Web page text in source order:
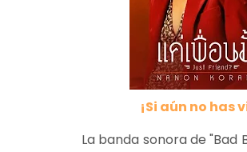
¡Si aún no has
La banda sonora de "Bad